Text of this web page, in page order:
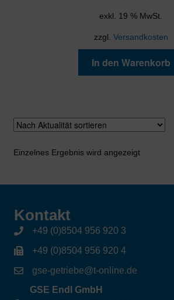
exkl. 19 % MwSt.
zzgl. Versandkosten
In den Warenkorb
Einzelnes Ergebnis wird angezeigt
Kontakt
+49 (0)8504 956 920 3
+49 (0)8504 956 920 4
gse-getriebe@t-online.de
GSE Endl GmbH